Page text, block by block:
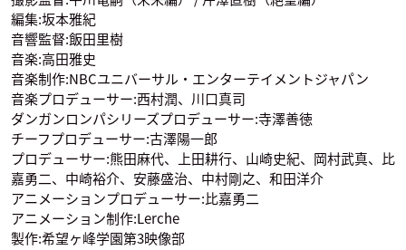
岸尾だいすけ
九頭龍冬彦
小林ゆう
小泉真昼
苗木 誠
声優：緒方恵美
霧切響子
声優：日笠陽子 声優：松風雅也
編集:坂本雅紀
音響監督:飯田里樹
音楽:高田雅史
音楽制作:NBCユニバーサル・エンターテイメントジャパン
音楽プロデューサー:西村潤、川口真司
ダンガンロンパシリーズプロデューサー:寺澤善徳
チーフプロデューサー:古澤陽一郎
プロデューサー:熊田麻代、上田耕行、山崎史紀、岡村武真、比
嘉勇二、中崎裕介、安藤盛治、中村剛之、和田洋介
アニメーションプロデューサー:比嘉勇二
アニメーション制作:Lerche
製作:希望ヶ峰学園第3映像部